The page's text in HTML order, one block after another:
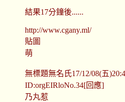
結果17分鐘後......
http://www.cgany.ml/
貼圖
萌
無標題無名氏17/12/08(五
ID:orgEIRloNo.34[回應]
乃丸惹